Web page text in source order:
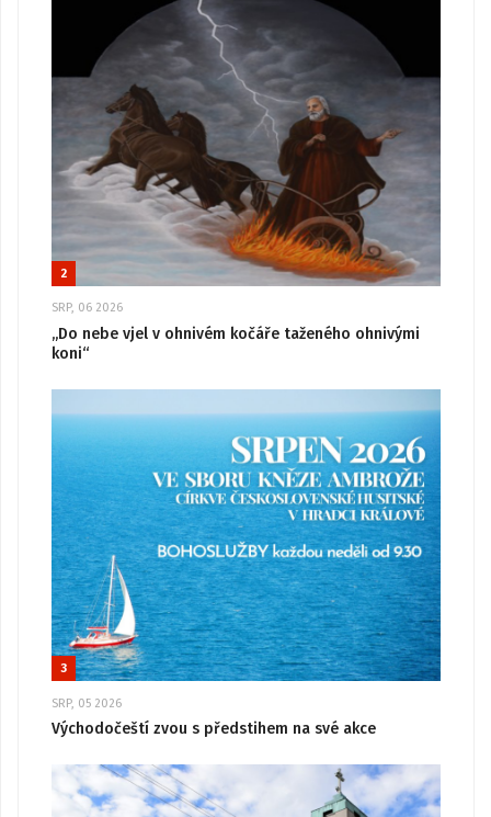
2
SRP, 06 2026
„Do nebe vjel v ohnivém kočáře taženého ohnivými
koni“
3
SRP, 05 2026
Východočeští zvou s předstihem na své akce